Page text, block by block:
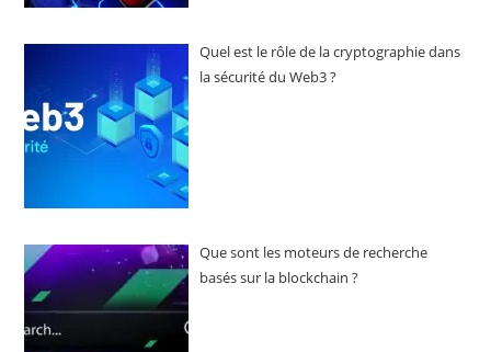
Quel est le rôle de la cryptographie dans
la sécurité du Web3 ?
Que sont les moteurs de recherche
basés sur la blockchain ?